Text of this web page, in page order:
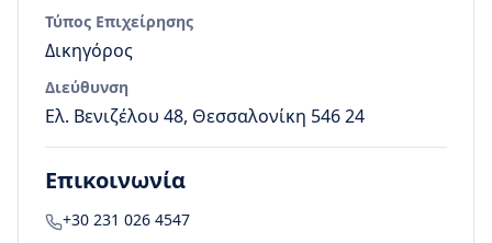
Τύπος Επιχείρησης
Δικηγόρος
Διεύθυνση
Ελ. Βενιζέλου 48, Θεσσαλονίκη 546 24
Επικοινωνία
+30 231 026 4547